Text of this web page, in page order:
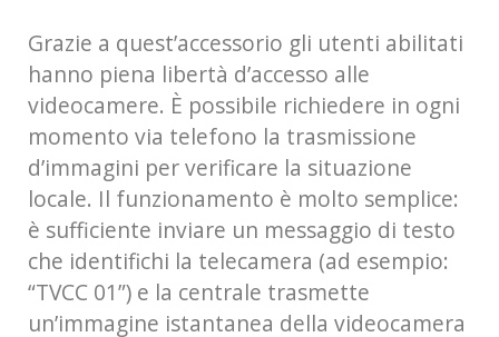
Grazie a quest’accessorio gli utenti abilitati
hanno piena libertà d’accesso alle
videocamere. È possibile richiedere in ogni
momento via telefono la trasmissione
d’immagini per verificare la situazione
locale. Il funzionamento è molto semplice:
è sufficiente inviare un messaggio di testo
che identifichi la telecamera (ad esempio:
“TVCC 01”) e la centrale trasmette
un’immagine istantanea della videocamera